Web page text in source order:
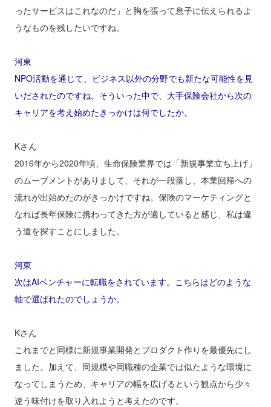
ったサービスはこれなのだ」と胸を張って息子に伝えられるよ
うなものを残したいですね。
河東
NPO活動を通じて、ビジネス以外の分野でも新たな可能性を見
いだされたのですね。そういった中で、大手保険会社から次の
キャリアを考え始めたきっかけは何でしたか。
Kさん
2016年から2020年頃、生命保険業界では「新規事業立ち上げ」
のムーブメントがありまして、それが一段落し、本業回帰への
流れが出始めたのがきっかけですね。保険のマーケティングと
なれば長年保険に携わってきた方が適していると感じ、私は違
う道を探すことにしました。
河東
次はAIベンチャーに転職をされています。こちらはどのような
軸で選ばれたのでしょうか。
Kさん
これまでと同様に新規事業開発とプロダクト作りを最優先にし
ました。加えて、同規模や同職種の企業では似たような環境に
なってしまうため、キャリアの幅を広げるという観点から少々
違う味付けを取り入れようと考えたのです。